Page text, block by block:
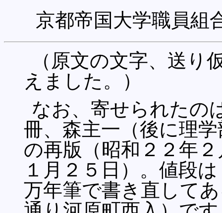
京都帝国大学職員
（原文の文字、送
えました。）
なお、寄せられたの
冊、森主一（後に理
の再版（昭和２２年
１月２５日）。値段
万年筆で書き直して